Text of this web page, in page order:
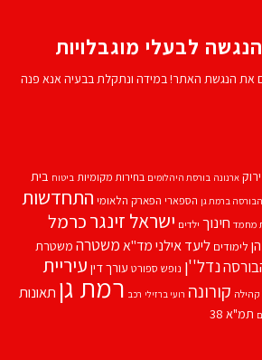
לבעלי מוגבלויות
את הנגשת האתר! במידה ונתקלת בבעיה אנא פנה
ארנונה בורסת היהלומים בחירות מקומיות ביטוח בית
הבורסה ברמת גן הספארי הפארק הלאומי התחדשות
מחמד חינוך ילדים ישראל זינגרכרמל
לימודים ליעד אילנימד''אמשטרה משטרת
נדל''ן נופש ספורט עורך דין עיריית
קהילה קורונה רועי ברזילי רכב רמת גן תאונות
תמ"א 38